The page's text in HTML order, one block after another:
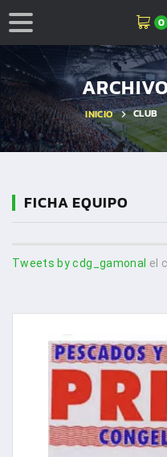
0
INICIO CLUB
FICHA EQUIPO
Tweets by cdg_gamonal el